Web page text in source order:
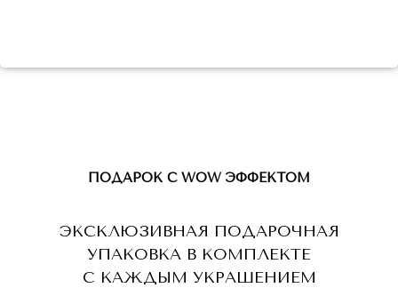
ЭКСКЛЮЗИВНАЯ ПОДАРОЧНАЯ
УПАКОВКА В КОМПЛЕКТЕ
С КАЖДЫМ УКРАШЕНИЕМ
ПОДАРОК С WOW ЭФФЕКТОМ